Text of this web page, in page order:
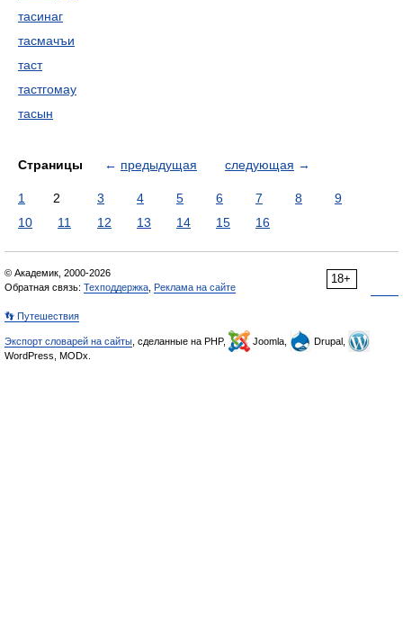
тасинаг
тасмачъи
таст
тастгомау
тасын
Страницы ← предыдущая следующая →
1 2 3 4 5 6 7 8
9
10
11 12 13 14 15 16
18+
© Академик, 2000-2026
Обратная связь: Техподдержка Реклама на сайте
👣 Путешествия
Экспорт словарей на сайты , сделанные на PHP, Joomla,
Drupal,
WordPress, MODx.